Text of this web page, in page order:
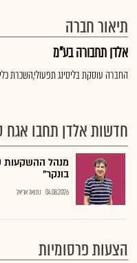
תיאור חברה
אלדן תחבורה בע"מ
החברה עוסקת בליסינג תפעולי,השכרת
חדשות אלדן תחבו אגח
מנהל ההשקעות
בונקר"
04.08.2026 נתנאל אריאל
הצעות פרסומיות